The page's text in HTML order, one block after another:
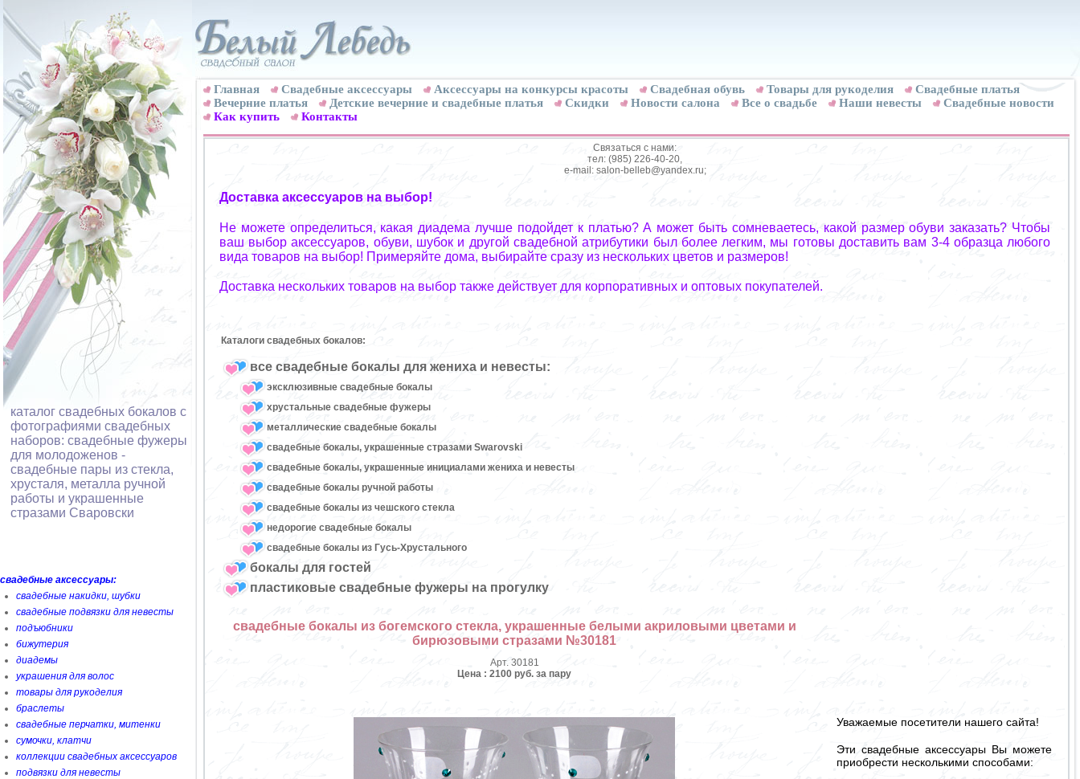
каталог свадебных бокалов с
фотографиями свадебных
наборов: свадебные фужеры
для молодоженов -
свадебные пары из стекла,
хрусталя, металла ручной
работы и украшенные
стразами Сваровски
свадебные аксессуары:
свадебные накидки, шубки
свадебные подвязки для невесты
подъюбники
бижутерия
диадемы
украшения для волос
товары для рукоделия
браслеты
свадебные перчатки, митенки
сумочки, клатчи
коллекции свадебных аксессуаров
подвязки для невесты
Главная Свадебные аксессуары Аксессуары на конкурсы красоты Свадебная обувь Товары для рукоделия
Cвадебные платья
Вечерние платья
Детские вечерние и свадебные платья Скидки Новости салона Все о свадьбе Наши невесты
Свадебные новости
Как купить
Контакты
Связаться с нами:
тел: (985) 226-40-20,
e-mail: salon-belleb@yandex.ru;
Доставка аксессуаров на выбор!
Не можете определиться, какая диадема лучше подойдет к платью? А может быть сомневаетесь, какой размер обуви заказать? Чтобы
ваш выбор аксессуаров, обуви, шубок и другой свадебной атрибутики был более легким, мы готовы доставить вам 3-4 образца любого
вида товаров на выбор! Примеряйте дома, выбирайте сразу из нескольких цветов и размеров!
Доставка нескольких товаров на выбор также действует для корпоративных и оптовых покупателей.
Каталоги свадебных бокалов:
все свадебные бокалы для жениха и невесты:
эксклюзивные свадебные бокалы
хрустальные свадебные фужеры
металлические свадебные бокалы
свадебные бокалы, украшенные стразами Swarovski
свадебные бокалы, украшенные инициалами жениха и невесты
свадебные бокалы ручной работы
свадебные бокалы из чешского стекла
недорогие свадебные бокалы
свадебные бокалы из Гусь-Хрустального
бокалы для гостей
пластиковые свадебные фужеры на прогулку
Уважаемые посетители нашего сайта!
Эти свадебные аксессуары Вы можете
приобрести несколькими способами:
свадебные бокалы из богемского стекла, украшенные белыми акриловыми цветами и
бирюзовыми стразами №30181
Арт. 30181
Цена : 2100 руб. за пару